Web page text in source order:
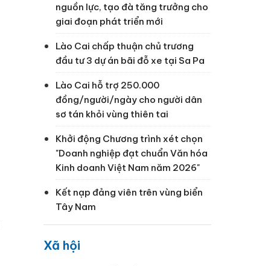
nguồn lực, tạo đà tăng trưởng cho
giai đoạn phát triển mới
Lào Cai chấp thuận chủ trương
đầu tư 3 dự án bãi đỗ xe tại Sa Pa
Lào Cai hỗ trợ 250.000
đồng/người/ngày cho người dân
sơ tán khỏi vùng thiên tai
Khởi động Chương trình xét chọn
"Doanh nghiệp đạt chuẩn Văn hóa
Kinh doanh Việt Nam năm 2026"
Kết nạp đảng viên trên vùng biển
Tây Nam
Xã hội